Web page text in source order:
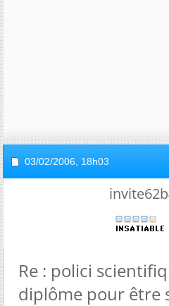
03/02/2006, 18h03
Re : polici
diplôme pour être